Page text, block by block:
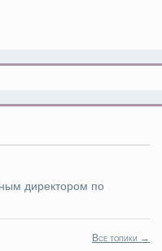
директором по
Все топики →